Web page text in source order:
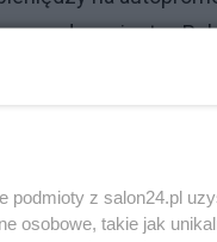
jest w
z KPO, gdzie
w ogóle nie
podmioty z salon24.pl
osobowe, takie jak